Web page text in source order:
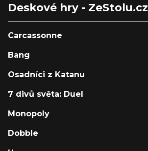
Deskové hry - ZeStolu.cz
Carcassonne
Bang
Osadníci z Katanu
7 divů světa: Duel
Monopoly
Dobble